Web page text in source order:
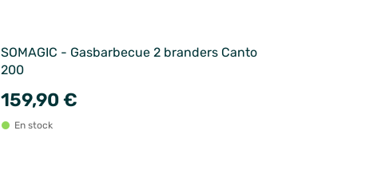
SOMAGIC - Gasbarbecue 2 branders Canto
200
159,90 €
En stock